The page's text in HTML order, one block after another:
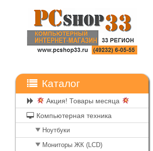
Каталог
Акция! Товары месяца
Компьютерная техника
Ноутбуки
Мониторы ЖК (LCD)